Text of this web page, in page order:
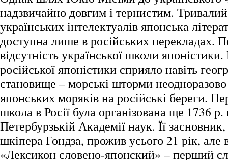
надзвичайно довгим і тернистим.
українських інтелектуалів японська
доступна лише в російських перекладах.
відсутність української школи японістики.
російської японістики сприяло навіть
становище – морські шторми
японських моряків на російські береги.
школа в Росії була організована ще 1736
Петербурзькій Академії наук. Її
шкіпера Гондза, прожив усього 21 рік, але
«Лексикон словено-японский» – перший